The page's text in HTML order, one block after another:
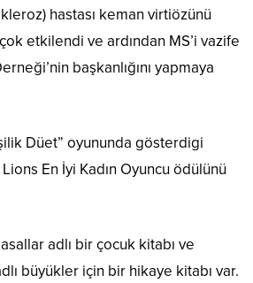
hastası keman virtiözünü
etkilendi ve ardından MS’i vazife
başkanlığını yapmaya
Düet” oyununda gösterdigi
En İyi Kadın Oyuncu ödülünü
adlı bir çocuk kitabı ve
büyükler için bir hikaye kitabı var.